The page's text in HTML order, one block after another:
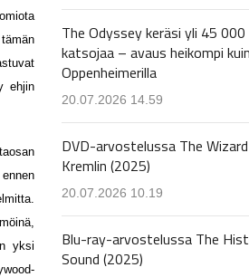
ehjin
yksi
The Odyssey keräsi yli 45 000
katsojaa – avaus heikompi kuin
Oppenheimerilla
20.07.2026 14.59
DVD-arvostelussa The
Kremlin (2025)
20.07.2026 10.19
Blu-ray-arvostelussa The
Sound (2025)